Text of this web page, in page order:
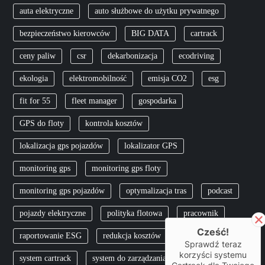
auta elektryczne auto służbowe do użytku prywatnego
bezpieczeństwo kierowców BIG DATA cartrack
ceny paliw csr dekarbonizacja ecodriving
ekologia elektromobilność emisja CO2 esg
fit for 55 fleet manager gospodarka
GPS do floty kontrola kosztów
lokalizacja gps pojazdów lokalizator GPS
monitoring gps monitoring gps floty
monitoring gps pojazdów optymalizacja tras podcast
pojazdy elektryczne polityka flotowa pracownik
raportowanie ESG redukcja kosztów
system cartrack system do zarządzania flotą
Cześć!
Sprawdź teraz
korzyści systemu